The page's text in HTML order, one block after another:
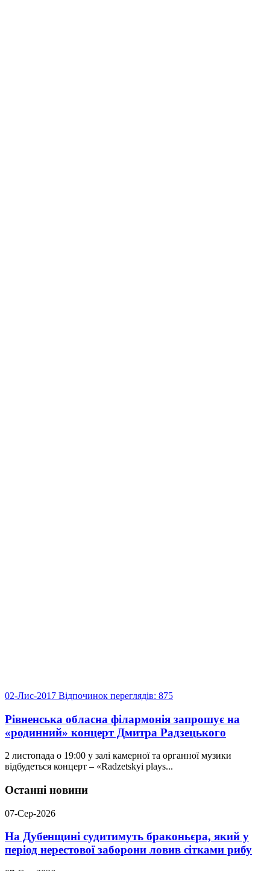
02-Лис-2017 Відпочинок переглядів: 875
Рівненська обласна філармонія запрошує на
«родинний» концерт Дмитра Радзецького
2 листопада о 19:00 у залі камерної та органної музики
відбудеться концерт – «Radzetskyi plays...
Останні новини
07-Сер-2026
На Дубенщині судитимуть браконьєра, який у
період нерестової заборони ловив сітками рибу